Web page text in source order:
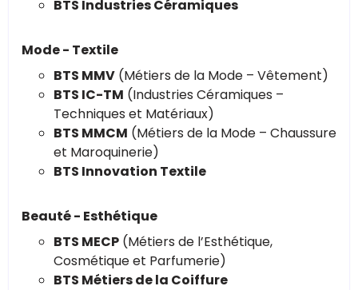
BTS Industries Céramiques
Mode - Textile
BTS MMV (Métiers de la Mode – Vêtement)
BTS IC-TM (Industries Céramiques –
Techniques et Matériaux)
BTS MMCM (Métiers de la Mode – Chaussure
et Maroquinerie)
BTS Innovation Textile
Beauté - Esthétique
BTS MECP (Métiers de l’Esthétique,
Cosmétique et Parfumerie)
BTS Métiers de la Coiffure